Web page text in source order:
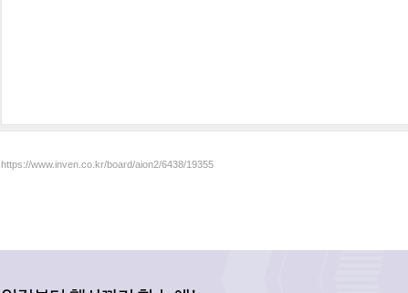
https://www.inven.co.kr/board/aion2/6438/19355